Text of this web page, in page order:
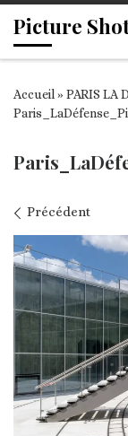
Passer au
Picture
Accueil» PARIS LA
Navigation des
Précédent